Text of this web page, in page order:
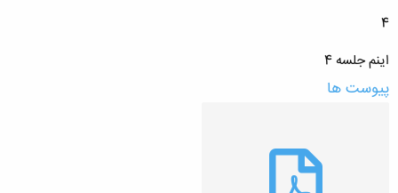
4
اینم جلسه 4
پیوست ها